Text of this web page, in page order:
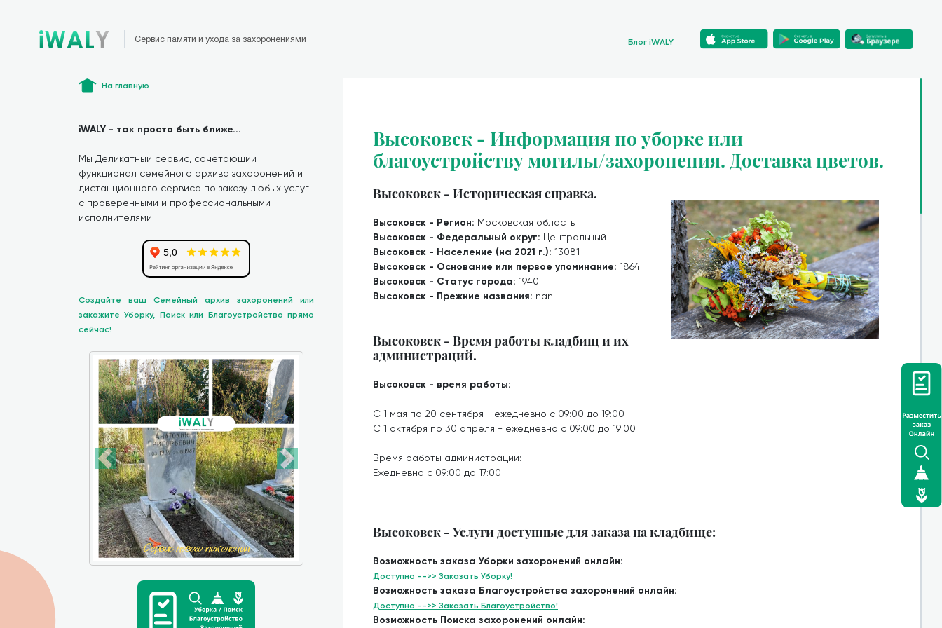
Сервис памяти и ухода за захоронениями Блог iWALY
На главную
iWALY - так просто быть ближе...
Мы Деликатный сервис, сочетающий
функционал семейного архива захоронений и
дистанционного сервиса по заказу любых услуг
с проверенными и профессиональными
исполнителями.
Создайте ваш Семейный архив захоронений или
закажите Уборку, Поиск или Благоустройство прямо
сейчас!
Высоковск - Информация по уборке или
благоустройству могилы/захоронения. Доставка цветов.
Высоковск - Историческая справка.
Высоковск - Регион: Московская область
Высоковск - Федеральный округ: Центральный
Высоковск - Население (на 2021 г.): 13081
Высоковск - Основание или первое упоминание: 1864
Высоковск - Статус города: 1940
Высоковск - Прежние названия: nan
Высоковск - Время работы кладбищ и их
администраций.
Высоковск - время работы:
С 1 мая по 20 сентября - ежедневно с 09:00 до 19:00
С 1 октября по 30 апреля - ежедневно с 09:00 до 19:00
Время работы администрации:
Ежедневно с 09:00 до 17:00
Высоковск - Услуги доступные для заказа на кладбище:
Возможность заказа Уборки захоронений онлайн:
Доступно -->> Заказать Уборку!
Возможность заказа Благоустройства захоронений онлайн:
Доступно -->> Заказать Благоустройство!
Возможность Поиска захоронений онлайн: